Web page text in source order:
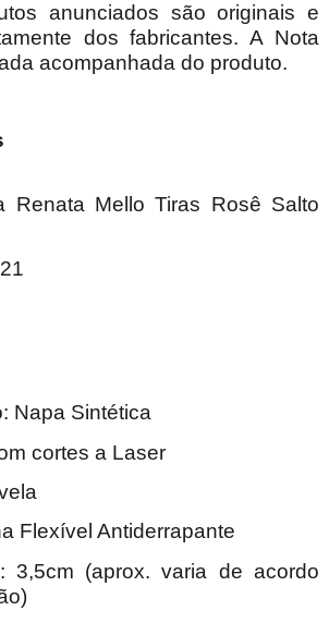
anunciados são originais e
dos fabricantes. A Nota
acompanhada do produto.
Renata Mello Tiras Rosê Salto
Napa Sintética
cortes a Laser
Flexível Antiderrapante
3,5cm (aprox. varia de acordo